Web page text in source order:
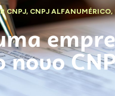
CNPJ, CNPJ ALFANUMÉRICO,
novo